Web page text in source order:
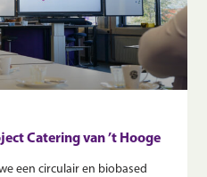
Catering van ’t Hooge
een circulair en biobased